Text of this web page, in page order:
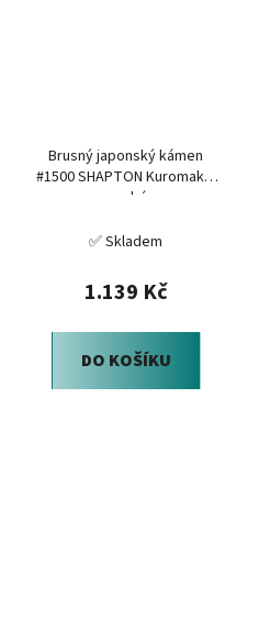
Brusný japonský kámen
#1500 SHAPTON Kuromaku,
modrá
✅ Skladem
1.139 Kč
DO KOŠÍKU